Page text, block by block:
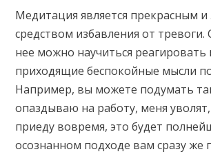
Медитация является прекрасным
средством избавления от
нее можно научиться реагировать
приходящие беспокойные мысли
Например, вы можете подумать
опаздываю на работу, меня уволят,
приеду вовремя, это будет
осознанном подходе вам сразу же